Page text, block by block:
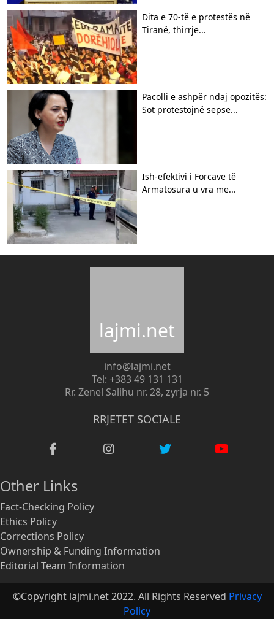
​Dita e 70-të e protestës në
Tiranë, thirrje...
Pacolli e ashpër ndaj opozitës:
Sot protestojnë sepse...
Ish-efektivi i Forcave të
Armatosura u vra me...
lajmi.net
info@lajmi.net
Tel: +383 49 131 131
Rr. Zenel Salihu nr. 28, zyrja nr. 5
RRJETET SOCIALE
Other Links
Fact-Checking Policy
Ethics Policy
Corrections Policy
Ownership & Funding Information
Editorial Team Information
©Copyright lajmi.net 2022. All Rights Reserved Privacy
Policy